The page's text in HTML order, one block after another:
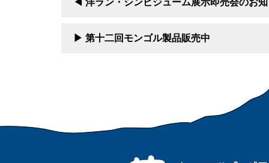
洋ラン・シンビジューム展示即売会のお
第十二回モンゴル製品販売中